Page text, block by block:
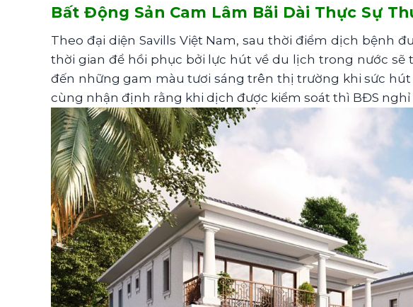
Bất Động Sản Cam Lâm Bãi Dài Thực Sự
Theo đại diện Savills Việt Nam, sau thời điểm dịch bệnh
thời gian để hồi phục bởi lực hút về du lịch trong nước
đến những gam màu tươi sáng trên thị trường khi sức hút
cùng nhận định rằng khi dịch được kiểm soát thì BĐS